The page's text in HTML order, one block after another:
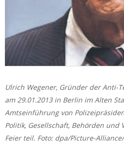
Ulrich Wegener, Gründer der Anti-
am 29.01.2013 in Berlin im Alten
Amtseinführung von
Politik, Gesellschaft, Behörden
Feier teil. Foto: dpa/Picture-